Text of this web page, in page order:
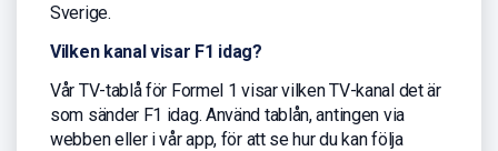
Sverige.
Vilken kanal visar F1 idag?
Vår TV-tablå för Formel 1 visar vilken TV-kanal det är
som sänder F1 idag. Använd tablån, antingen via
webben eller i vår app, för att se hur du kan följa